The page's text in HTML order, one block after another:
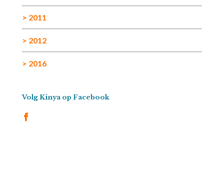
> 2011
> 2012
> 2016
Volg Kinya op Facebook